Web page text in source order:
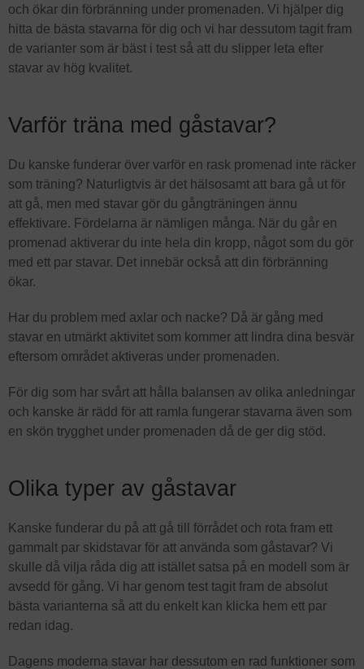
och ökar din förbränning under promenaden. Vi hjälper dig
hitta de bästa stavarna för dig och vi har dessutom tagit fram
de varianter som är bäst i test så att du slipper leta efter
stavar av hög kvalitet.
Varför träna med gåstavar?
Du kanske funderar över varför en rask promenad inte räcker
som träning? Naturligtvis är det hälsosamt att bara gå ut för
att gå, men med stavar gör du gångträningen ännu
effektivare. Fördelarna är nämligen många. När du går en
promenad aktiverar du inte hela din kropp, något som du gör
med ett par stavar. Det innebär också att din förbränning
ökar.
Har du problem med axlar och nacke? Då är gång med
stavar en utmärkt aktivitet som kommer att lindra dina besvär
eftersom området aktiveras under promenaden.
För dig som har svårt att hålla balansen av olika anledningar
och kanske är rädd för att ramla fungerar stavarna även som
en skön trygghet under promenaden då de ger dig stöd.
Olika typer av gåstavar
Kanske funderar du på att gå till förrådet och rota fram ett
gammalt par skidstavar för att använda som gåstavar? Vi
skulle då vilja råda dig att istället satsa på en modell som är
avsedd för gång. Vi har genom test tagit fram de absolut
bästa varianterna så att du enkelt kan klicka hem ett par
redan idag.
Dagens moderna stavar har dessutom en rad funktioner som